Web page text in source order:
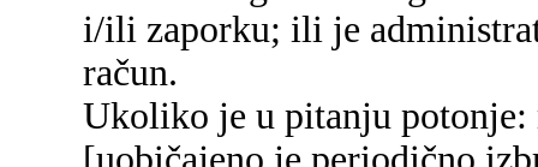
i/ili zaporku; ili je
račun.
Ukoliko je u pitanju potonje: